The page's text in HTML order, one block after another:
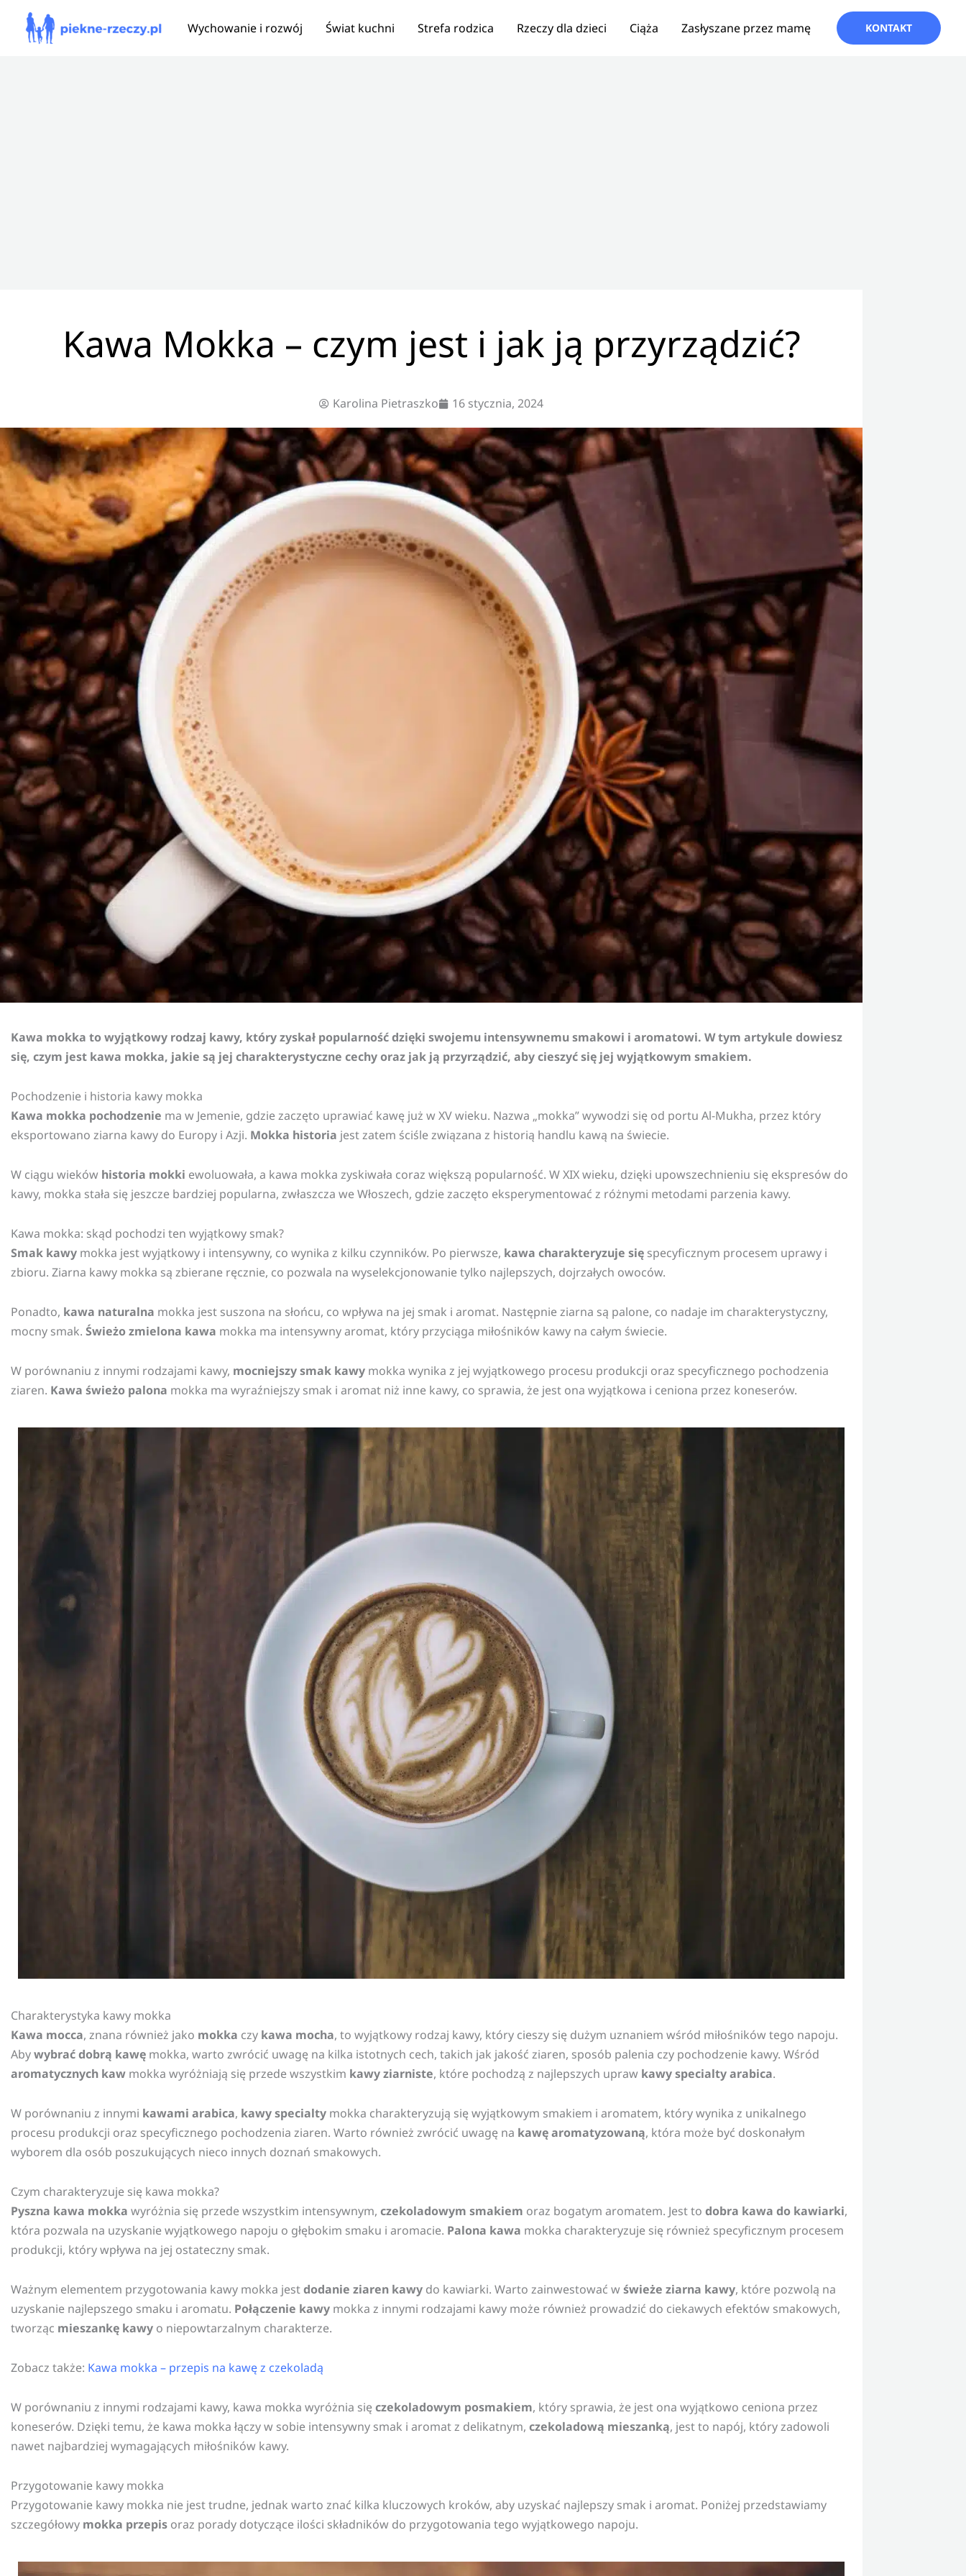
Przejdź
treści
Wychowanie i rozwój Świat kuchni Strefa rodzica Rzeczy dla dzieci Ciąża Zasłyszane przez mamę KONTAKT
Kawa Mokka – czym jest i jak ją przyrządzić?
Karolina Pietraszko 16 stycznia, 2024
Kawa mokka to wyjątkowy rodzaj kawy, który zyskał popularność dzięki swojemu intensywnemu smakowi i aromatowi. W tym artykule dowiesz
się, czym jest kawa mokka, jakie są jej charakterystyczne cechy oraz jak ją przyrządzić, aby cieszyć się jej wyjątkowym smakiem.
Pochodzenie i historia kawy mokka
Kawa mokka pochodzenie ma w Jemenie, gdzie zaczęto uprawiać kawę już w XV wieku. Nazwa „mokka” wywodzi się od portu Al-Mukha, przez który
eksportowano ziarna kawy do Europy i Azji. Mokka historia jest zatem ściśle związana z historią handlu kawą na świecie.
W ciągu wieków historia mokki ewoluowała, a kawa mokka zyskiwała coraz większą popularność. W XIX wieku, dzięki upowszechnieniu się ekspresów do
kawy, mokka stała się jeszcze bardziej popularna, zwłaszcza we Włoszech, gdzie zaczęto eksperymentować z różnymi metodami parzenia kawy.
Kawa mokka: skąd pochodzi ten wyjątkowy smak?
Smak kawy mokka jest wyjątkowy i intensywny, co wynika z kilku czynników. Po pierwsze, kawa charakteryzuje się specyficznym procesem uprawy i
zbioru. Ziarna kawy mokka są zbierane ręcznie, co pozwala na wyselekcjonowanie tylko najlepszych, dojrzałych owoców.
Ponadto, kawa naturalna mokka jest suszona na słońcu, co wpływa na jej smak i aromat. Następnie ziarna są palone, co nadaje im charakterystyczny,
mocny smak. Świeżo zmielona kawa mokka ma intensywny aromat, który przyciąga miłośników kawy na całym świecie.
W porównaniu z innymi rodzajami kawy, mocniejszy smak kawy mokka wynika z jej wyjątkowego procesu produkcji oraz specyficznego pochodzenia
ziaren. Kawa świeżo palona mokka ma wyraźniejszy smak i aromat niż inne kawy, co sprawia, że jest ona wyjątkowa i ceniona przez koneserów.
Charakterystyka kawy mokka
Kawa mocca, znana również jako mokka czy kawa mocha, to wyjątkowy rodzaj kawy, który cieszy się dużym uznaniem wśród miłośników tego napoju.
Abywybrać dobrą kawę mokka, warto zwrócić uwagę na kilka istotnych cech, takich jak jakość ziaren, sposób palenia czy pochodzenie kawy. Wśród
aromatycznych kaw mokka wyróżniają się przede wszystkim kawy ziarniste, które pochodzą z najlepszych upraw kawy specialty arabica.
W porównaniu z innymi kawami arabica, kawy specialty mokka charakteryzują się wyjątkowym smakiem i aromatem, który wynika z unikalnego
procesu produkcji oraz specyficznego pochodzenia ziaren. Warto również zwrócić uwagę na kawę aromatyzowaną, która może być doskonałym
wyborem dla osób poszukujących nieco innych doznań smakowych.
Czym charakteryzuje się kawa mokka?
Pyszna kawa mokka wyróżnia się przede wszystkim intensywnym, czekoladowym smakiem oraz bogatym aromatem. Jest to dobra kawa do kawiarki,
która pozwala na uzyskanie wyjątkowego napoju o głębokim smaku i aromacie. Palona kawa mokka charakteryzuje się również specyficznym procesem
produkcji, który wpływa na jej ostateczny smak.
Ważnym elementem przygotowania kawy mokka jestdodanie ziaren kawy do kawiarki. Warto zainwestować wświeże ziarna kawy, które pozwolą na
uzyskanie najlepszego smaku i aromatu. Połączenie kawy mokka z innymi rodzajami kawy może również prowadzić do ciekawych efektów smakowych,
tworząc mieszankę kawy o niepowtarzalnym charakterze.
Zobacz także: Kawa mokka – przepis na kawę z czekoladą
W porównaniu z innymi rodzajami kawy, kawa mokka wyróżnia sięczekoladowym posmakiem, który sprawia, że jest ona wyjątkowo ceniona przez
koneserów. Dzięki temu, że kawa mokka łączy w sobie intensywny smak i aromat z delikatnym, czekoladową mieszanką, jest to napój, który zadowoli
nawet najbardziej wymagających miłośników kawy.
Przygotowanie kawy mokka
Przygotowanie kawy mokka nie jest trudne, jednak warto znać kilka kluczowych kroków, aby uzyskać najlepszy smak i aromat. Poniżej przedstawiamy
szczegółowy mokka przepis oraz porady dotyczące ilości składników do przygotowania tego wyjątkowego napoju.